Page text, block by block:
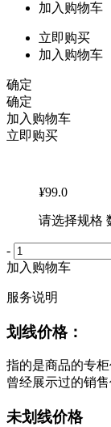
加入购物车
立即购买
加入购物车
确定
确定
加入购物车
立即购买
¥99.0
请选择规格
-
加入购物车
服务说明
划线价格：
指的是商品的专
曾经展示过的销
未划线价格